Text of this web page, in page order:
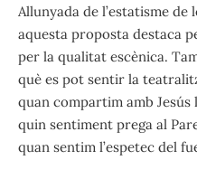
Allunyada de l’estatisme
aquesta proposta destaca
per la qualitat escènica.
què es pot sentir la
quan compartim amb Jesús
quin sentiment prega al
quan sentim l’espetec del